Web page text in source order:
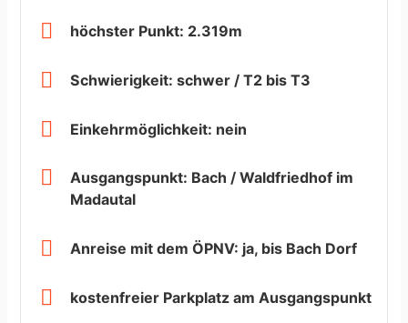
höchster Punkt: 2.319m
Schwierigkeit: schwer / T2 bis T3
Einkehrmöglichkeit: nein
Ausgangspunkt: Bach / Waldfriedhof im
Madautal
Anreise mit dem ÖPNV: ja, bis Bach Dorf
kostenfreier Parkplatz am Ausgangspunkt